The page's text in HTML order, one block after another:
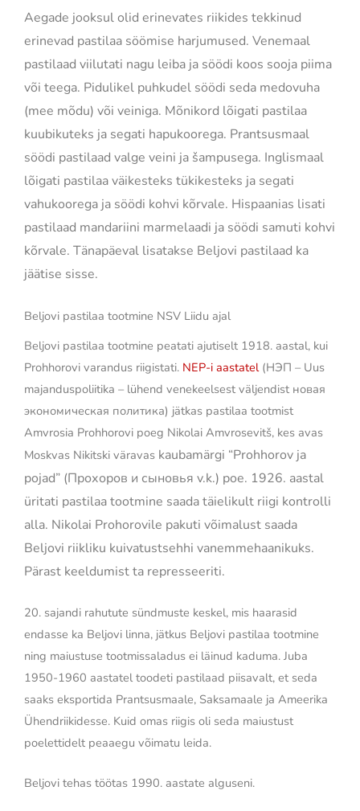
Aegade jooksul olid erinevates riikides tekkinud
erinevad pastilaa söömise harjumused. Venemaal
pastilaad viilutati nagu leiba ja söödi koos sooja piima
või teega. Pidulikel puhkudel söödi seda medovuha
(mee mõdu) või veiniga. Mõnikord lõigati pastilaa
kuubikuteks ja segati hapukoorega. Prantsusmaal
söödi pastilaad valge veini ja šampusega. Inglismaal
lõigati pastilaa väikesteks tükikesteks ja segati
vahukoorega ja söödi kohvi kõrvale. Hispaanias lisati
pastilaad mandariini marmelaadi ja söödi samuti kohvi
kõrvale. Tänapäeval lisatakse Beljovi pastilaad ka
jäätise sisse.
Beljovi pastilaa tootmine NSV Liidu ajal
Beljovi pastilaa tootmine peatati ajutiselt 1918. aastal, kui
Prohhorovi varandus riigistati. NEP-i aastatel(НЭП – Uus
majanduspoliitika – lühend venekeelsest väljendist новая
экономическая политика) jätkas pastilaa tootmist
Amvrosia Prohhorovi poeg Nikolai Amvrosevitš, kes avas
Moskvas Nikitski väravas kaubamärgi “Prohhorov ja
pojad” (Прохоров и сыновья v.k.) poe. 1926. aastal
üritati pastilaa tootmine saada täielikult riigi kontrolli
alla. Nikolai Prohorovile pakuti võimalust saada
Beljovi riikliku kuivatustsehhi vanemmehaanikuks.
Pärast keeldumist ta represseeriti.
20. sajandi rahutute sündmuste keskel, mis haarasid
endasse ka Beljovi linna, jätkus Beljovi pastilaa tootmine
ning maiustuse tootmissaladus ei läinud kaduma. Juba
1950-1960 aastatel toodeti pastilaad piisavalt, et seda
saaks eksportida Prantsusmaale, Saksamaale ja Ameerika
Ühendriikidesse. Kuid omas riigis oli seda maiustust
poelettidelt peaaegu võimatu leida.
Beljovi tehas töötas 1990. aastate alguseni.